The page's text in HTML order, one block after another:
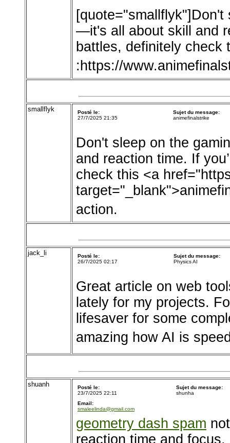
—it's all about skill and
battles, definitely check
:https://
smallflyk
Posté le:
27/7/2025 21:35
Sujet du message:
animefinalstrike
Don't sleep on the
and reaction time. If
check this <a
action.
jack_li
Posté le:
26/7/2025 02:17
Sujet du message:
Physics AI
Great article on web
lately for my projects.
lifesaver for some
amazing how AI is
shuanh
Posté le:
23/7/2025 22:11
Sujet du message:
shunha
Email:
smaleelinda@gmail.com
geometry dash spam
reaction time and